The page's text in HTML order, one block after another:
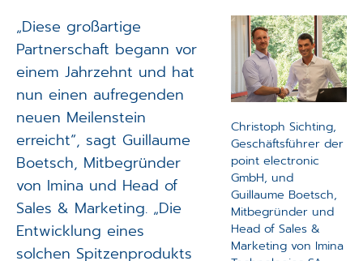
Christoph Sichting,
Geschäftsführer der
point electronic
GmbH, und
Guillaume Boetsch,
Mitbegründer und
Head of Sales &
Marketing von Imina
„Diese großartige
Partnerschaft begann vor
einem Jahrzehnt und hat
nun einen aufregenden
neuen Meilenstein
erreicht“, sagt Guillaume
Boetsch, Mitbegründer
von Imina und Head of
Sales & Marketing. „Die
Entwicklung eines
solchen Spitzenprodukts